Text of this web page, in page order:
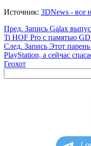
Источник: 3DNews - все
Пред. Запись Galax
Ti HOF Pro с памятью
След. Запись Этот
PlayStation, а сейчас
Геохот